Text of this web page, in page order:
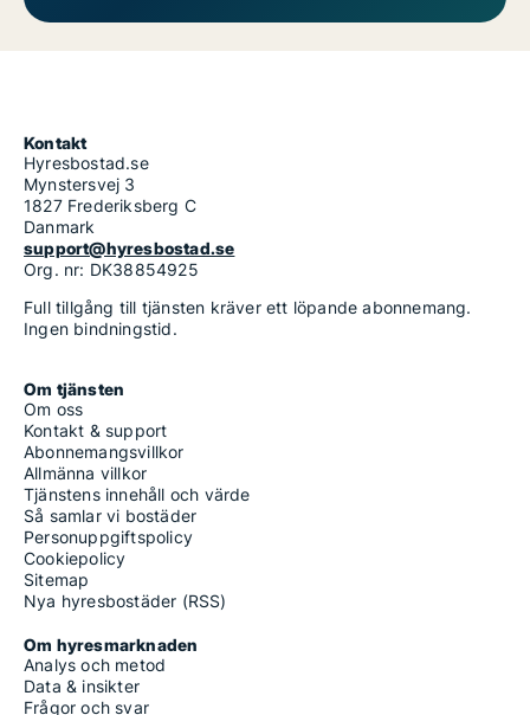
Kontakt
Hyresbostad.se
Mynstersvej 3
1827 Frederiksberg C
Danmark
support@hyresbostad.se
Org. nr: DK38854925
Full tillgång till tjänsten kräver ett löpande abonnemang.
Ingen bindningstid.
Om tjänsten
Om oss
Kontakt & support
Abonnemangsvillkor
Allmänna villkor
Tjänstens innehåll och värde
Så samlar vi bostäder
Personuppgiftspolicy
Cookiepolicy
Sitemap
Nya hyresbostäder (RSS)
Om hyresmarknaden
Analys och metod
Data & insikter
Frågor och svar